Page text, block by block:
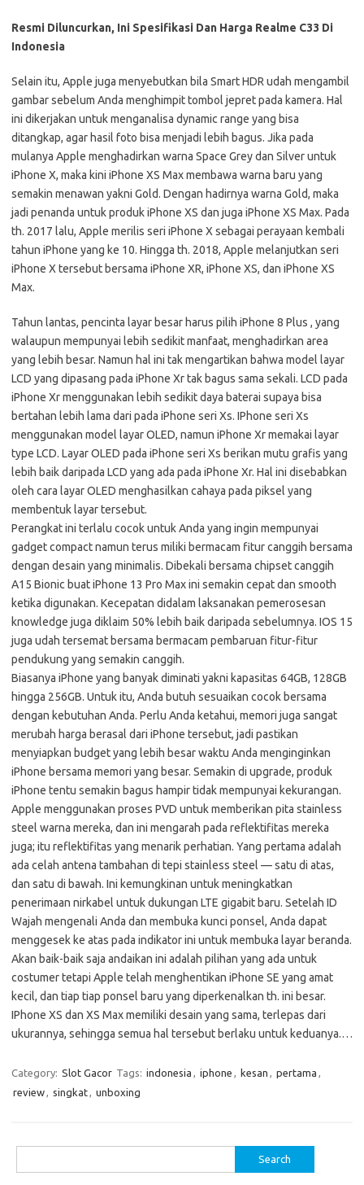
Resmi Diluncurkan, Ini Spesifikasi Dan Harga Realme C33 Di
Indonesia
Selain itu, Apple juga menyebutkan bila Smart HDR udah mengambil
gambar sebelum Anda menghimpit tombol jepret pada kamera. Hal
ini dikerjakan untuk menganalisa dynamic range yang bisa
ditangkap, agar hasil foto bisa menjadi lebih bagus. Jika pada
mulanya Apple menghadirkan warna Space Grey dan Silver untuk
iPhone X, maka kini iPhone XS Max membawa warna baru yang
semakin menawan yakni Gold. Dengan hadirnya warna Gold, maka
jadi penanda untuk produk iPhone XS dan juga iPhone XS Max. Pada
th. 2017 lalu, Apple merilis seri iPhone X sebagai perayaan kembali
tahun iPhone yang ke 10. Hingga th. 2018, Apple melanjutkan seri
iPhone X tersebut bersama iPhone XR, iPhone XS, dan iPhone XS
Max.
Tahun lantas, pencinta layar besar harus pilih iPhone 8 Plus , yang
walaupun mempunyai lebih sedikit manfaat, menghadirkan area
yang lebih besar. Namun hal ini tak mengartikan bahwa model layar
LCD yang dipasang pada iPhone Xr tak bagus sama sekali. LCD pada
iPhone Xr menggunakan lebih sedikit daya baterai supaya bisa
bertahan lebih lama dari pada iPhone seri Xs. IPhone seri Xs
menggunakan model layar OLED, namun iPhone Xr memakai layar
type LCD. Layar OLED pada iPhone seri Xs berikan mutu grafis yang
lebih baik daripada LCD yang ada pada iPhone Xr. Hal ini disebabkan
oleh cara layar OLED menghasilkan cahaya pada piksel yang
membentuk layar tersebut.
Perangkat ini terlalu cocok untuk Anda yang ingin mempunyai
gadget compact namun terus miliki bermacam fitur canggih bersama
dengan desain yang minimalis. Dibekali bersama chipset canggih
A15 Bionic buat iPhone 13 Pro Max ini semakin cepat dan smooth
ketika digunakan. Kecepatan didalam laksanakan pemerosesan
knowledge juga diklaim 50% lebih baik daripada sebelumnya. IOS 15
juga udah tersemat bersama bermacam pembaruan fitur-fitur
pendukung yang semakin canggih.
Biasanya iPhone yang banyak diminati yakni kapasitas 64GB, 128GB
hingga 256GB. Untuk itu, Anda butuh sesuaikan cocok bersama
dengan kebutuhan Anda. Perlu Anda ketahui, memori juga sangat
merubah harga berasal dari iPhone tersebut, jadi pastikan
menyiapkan budget yang lebih besar waktu Anda menginginkan
iPhone bersama memori yang besar. Semakin di upgrade, produk
iPhone tentu semakin bagus hampir tidak mempunyai kekurangan.
Apple menggunakan proses PVD untuk memberikan pita stainless
steel warna mereka, dan ini mengarah pada reflektifitas mereka
juga; itu reflektifitas yang menarik perhatian. Yang pertama adalah
ada celah antena tambahan di tepi stainless steel — satu di atas,
dan satu di bawah. Ini kemungkinan untuk meningkatkan
penerimaan nirkabel untuk dukungan LTE gigabit baru. Setelah ID
Wajah mengenali Anda dan membuka kunci ponsel, Anda dapat
menggesek ke atas pada indikator ini untuk membuka layar beranda.
Akan baik-baik saja andaikan ini adalah pilihan yang ada untuk
costumer tetapi Apple telah menghentikan iPhone SE yang amat
kecil, dan tiap tiap ponsel baru yang diperkenalkan th. ini besar.
IPhone XS dan XS Max memiliki desain yang sama, terlepas dari
ukurannya, sehingga semua hal tersebut berlaku untuk keduanya.…
Category: Slot Gacor Tags: indonesia , iphone , kesan , pertama ,
review, singkat, unboxing
for: